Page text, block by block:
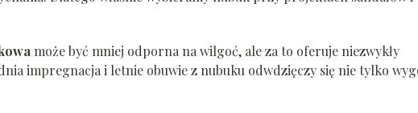
może być mniej odporna na wilgoć, ale za to oferuje niezwykły
impregnacja i letnie obuwie z nubuku odwdzięczy się nie tylko